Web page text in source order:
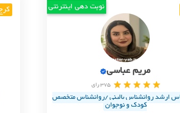
نوبت دهی اینترنتی
مریم عباسی
375 رای
ارشد روانشناس بالینی /روانشناس متخصص
کودک و نوجوان